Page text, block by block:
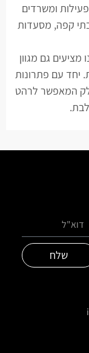
ומשרדים
בתי קפה, מסעדות
גם מגוון
יחד עם פתרונות
המאפשר לרהט
שלח